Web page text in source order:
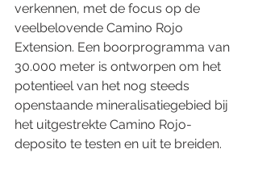
verkennen, met de focus op de
veelbelovende Camino Rojo
Extension. Een boorprogramma van
30.000 meter is ontworpen om het
potentieel van het nog steeds
openstaande mineralisatiegebied bij
het uitgestrekte Camino Rojo-
deposito te testen en uit te breiden.